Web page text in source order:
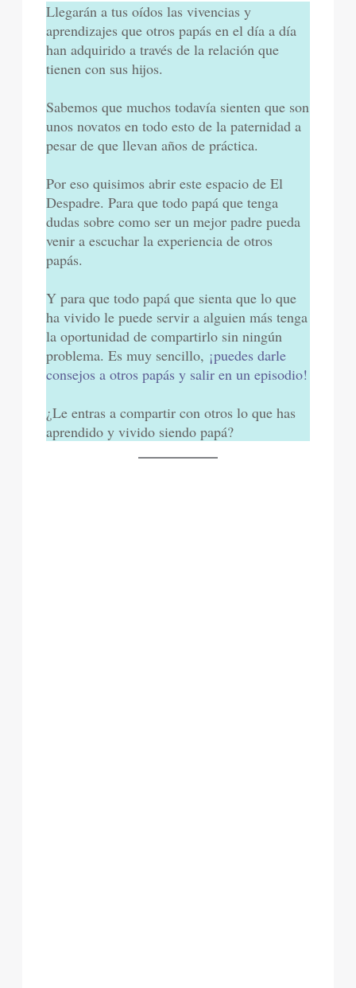
Llegarán a tus oídos las vivencias y
aprendizajes que otros papás en el día a día
han adquirido a través de la relación que
tienen con sus hijos.
Sabemos que muchos todavía sienten que son
unos novatos en todo esto de la paternidad a
pesar de que llevan años de práctica.
Por eso quisimos abrir este espacio de El
Despadre. Para que todo papá que tenga
dudas sobre como ser un mejor padre pueda
venir a escuchar la experiencia de otros
papás.
Y para que todo papá que sienta que lo que
ha vivido le puede servir a alguien más tenga
la oportunidad de compartirlo sin ningún
problema. Es muy sencillo, ¡puedes darle
consejos a otros papás y salir en un episodio!
¿Le entras a compartir con otros lo que has
aprendido y vivido siendo papá?